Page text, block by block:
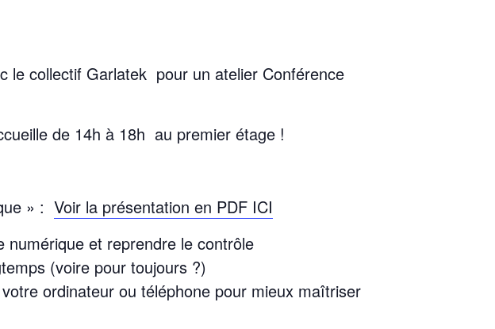
le collectif Garlatek pour un atelier Conférence
de 14h à 18h au premier étage !
» : Voir la présentation en PDF ICI
numérique et reprendre le contrôle
(voire pour toujours ?)
ordinateur ou téléphone pour mieux maîtriser